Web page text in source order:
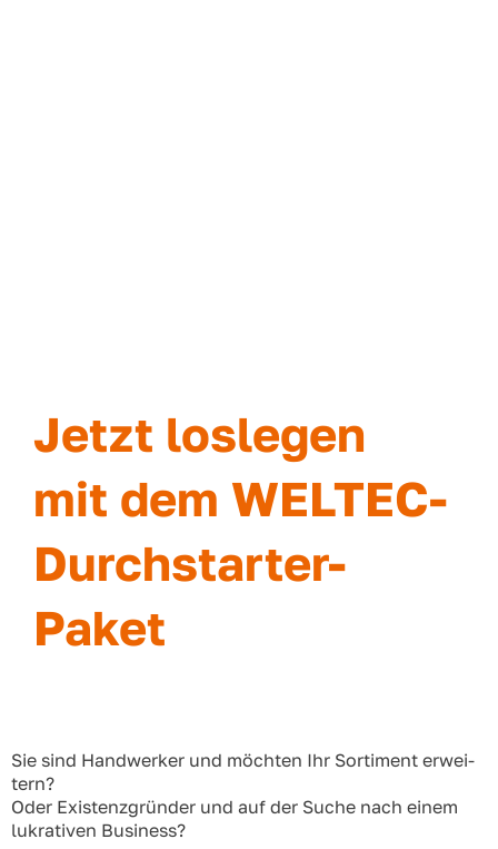
Jetzt loslegen
mit dem WELTEC-
Durchstarter-
Paket
Sie sind Hand­wer­ker und möch­ten Ihr Sor­ti­ment erwei­
tern?
Oder Exis­tenz­grün­der und auf der Suche nach einem
lukra­ti­ven Busi­ness?